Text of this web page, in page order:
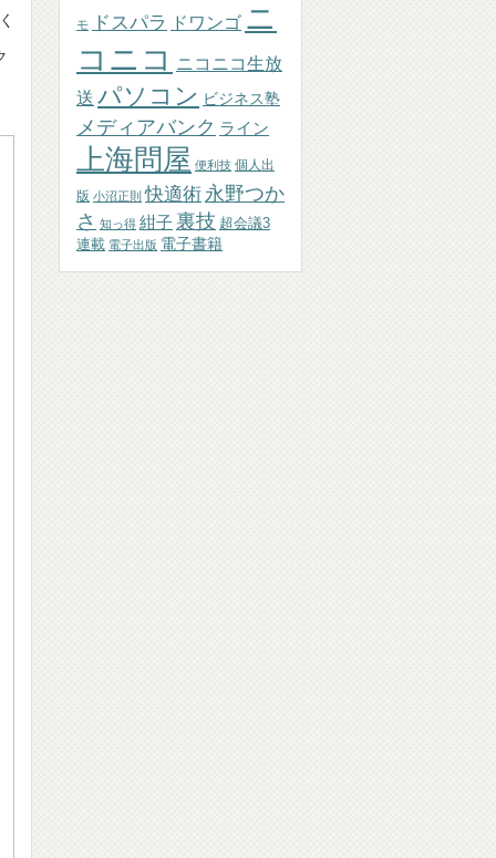
モ ドスパラ ドワンゴ ニ
コニコ ニコニコ生放
送 パソコン ビジネス塾
メディアバンク ライン
上海問屋 便利技 個人出
版 小沼正則 快適術 永野つか
さ 知っ得 紺子 裏技 超会議3
連載 電子出版 電子書籍